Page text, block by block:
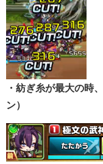
・紡ぎ糸が最大の時
ン）